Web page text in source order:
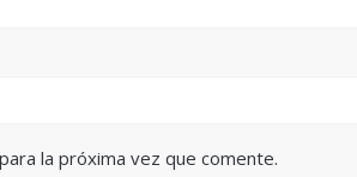
la próxima vez que comente.